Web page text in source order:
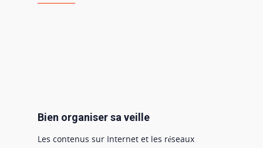
Bien organiser sa veille
Les contenus sur Internet et les réseaux